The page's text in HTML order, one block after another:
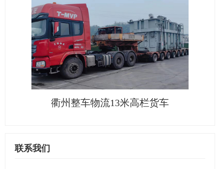
衢州整车物流13米高栏货车
联系我们